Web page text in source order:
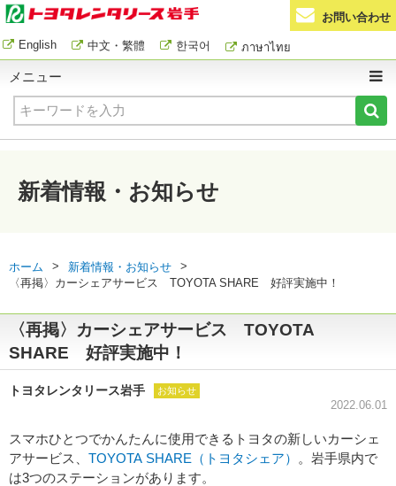
お問い合わせ
English 中文・繁體 한국어 ภาษาไทย
メニュー
新着情報・お知らせ
ホーム > 新着情報・お知らせ
>
〈再掲〉カーシェアサービス TOYOTA SHARE 好評実施中！
〈再掲〉カーシェアサービス TOYOTA
SHARE 好評実施中！
トヨタレンタリース岩手 お知らせ
2022.06.01
スマホひとつでかんたんに使用できるトヨタの新しいカーシェ
アサービス、 TOYOTA SHARE（トヨタシェア）
。岩手県内で
は3つのステーションがあります。